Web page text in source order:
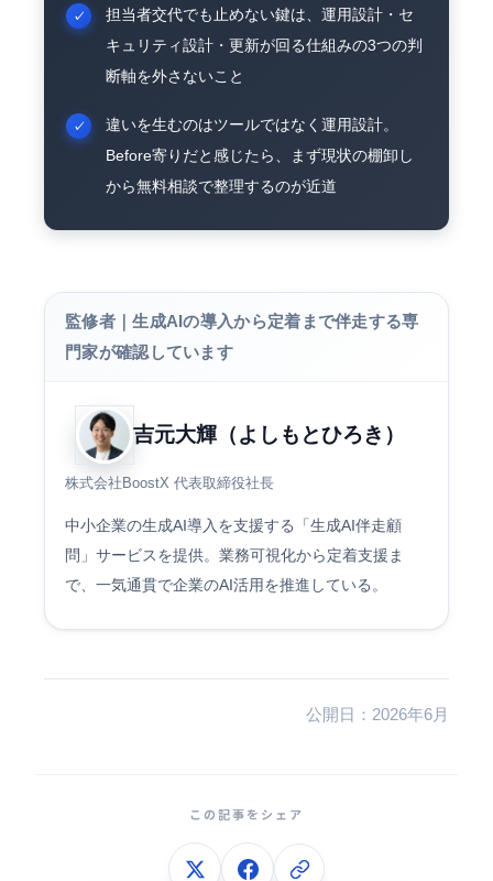
担当者交代でも止めない鍵は、運用設計・セ
キュリティ設計・更新が回る仕組みの3つの判
断軸を外さないこと
違いを生むのはツールではなく運用設計。
Before寄りだと感じたら、まず現状の棚卸し
から無料相談で整理するのが近道
監修者｜生成AIの導入から定着まで伴走する専
門家が確認しています
吉元大輝（よしもとひろき）
株式会社BoostX 代表取締役社長
中小企業の生成AI導入を支援する「生成AI伴走顧
問」サービスを提供。業務可視化から定着支援ま
で、一気通貫で企業のAI活用を推進している。
公開日：2026年6月
この記事をシェア